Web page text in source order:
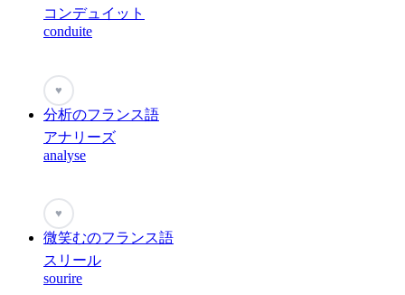
コンデュイット
conduite
♥
分析のフランス語
アナリーズ
analyse
♥
微笑むのフランス語
スリール
sourire